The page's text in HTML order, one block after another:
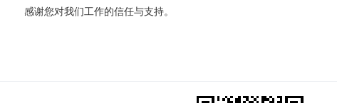
感谢您对我们工作的信任与支持。